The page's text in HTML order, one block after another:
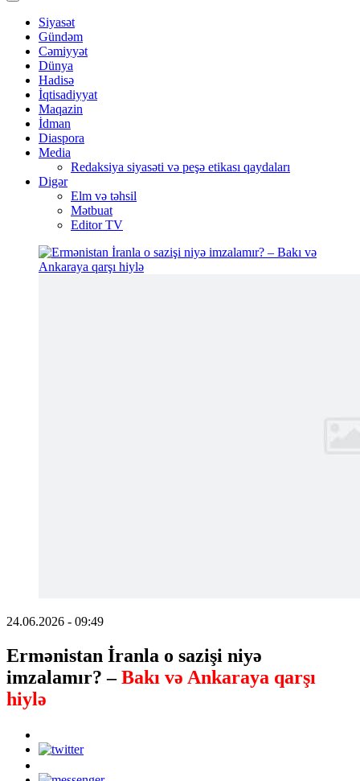
Siyasət
Gündəm
Cəmiyyət
Dünya
Hadisə
İqtisadiyyat
Maqazin
İdman
Diaspora
Media
Redaksiya siyasəti və peşə etikası qaydaları
Digər
Elm və təhsil
Mətbuat
Editor TV
24.06.2026 - 09:49
Ermənistan İranla o sazişi niyə
imzalamır? –Bakı və Ankaraya qarşı
hiylə